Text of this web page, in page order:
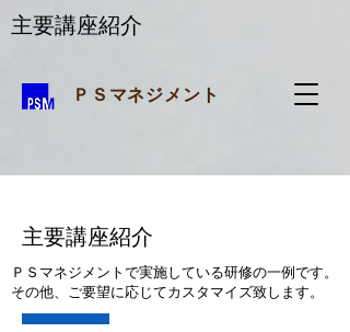
ＰＳマネジメント
主要講座紹介
主要講座紹介
ＰＳマネジメントで実施している研修の一例です。
​その他、ご要望に応じてカスタマイズ致します。